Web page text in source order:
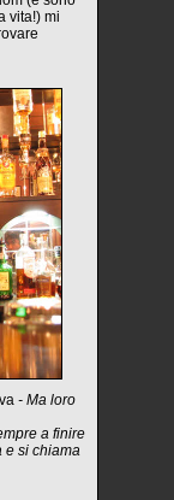
vita!) mi
- Ma loro
a finire
e si chiama